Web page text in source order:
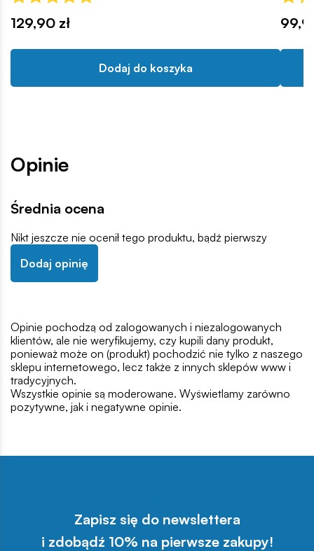
129,90 zł
Dodaj do koszyka
Opinie
Średnia ocena
Nikt jeszcze nie ocenił tego produktu, bądź pierwszy
Dodaj opinię
Opinie pochodzą od zalogowanych i niezalogowanych
klientów, ale nie weryfikujemy, czy kupili dany produkt,
ponieważ może on (produkt) pochodzić nie tylko z naszego
sklepu internetowego, lecz także z innych sklepów www i
tradycyjnych.
Wszystkie opinie są moderowane. Wyświetlamy zarówno
pozytywne, jak i negatywne opinie.
Zapisz się do newslettera
i zdobądź 10% na pierwsze zakupy!